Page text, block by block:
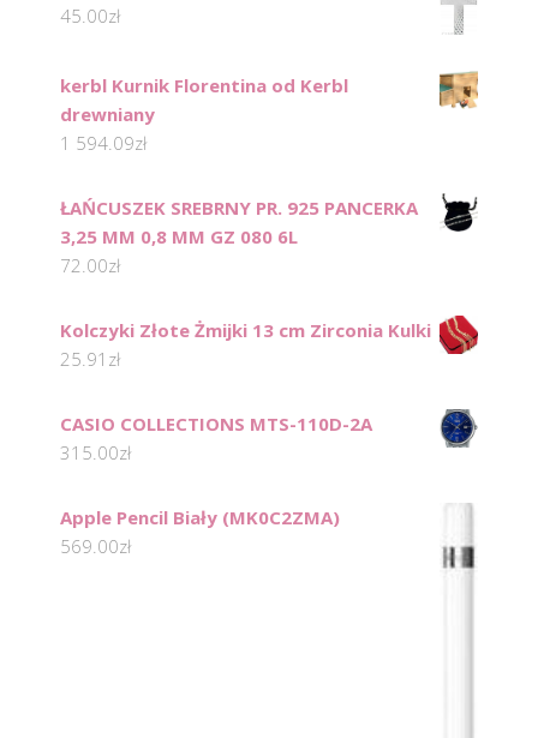
45.00zł
kerbl Kurnik Florentina od Kerbl
drewniany
1 594.09zł
ŁAŃCUSZEK SREBRNY PR. 925 PANCERKA
3,25 MM 0,8 MM GZ 080 6L
72.00zł
Kolczyki Złote Żmijki 13 cm Zirconia Kulki
25.91 zł
CASIO COLLECTIONS MTS-110D-2A
315.00zł
Apple Pencil Biały (MK0C2ZMA)
569.00zł